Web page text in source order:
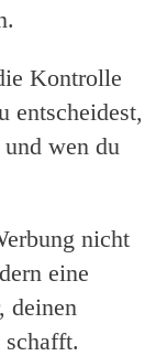
Kontrolle
entscheidest,
wen du
nicht
eine
deinen